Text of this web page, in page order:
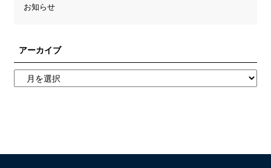
お知らせ
アーカイブ